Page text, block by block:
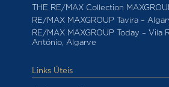
THE RE/MAX Collection
RE/MAX MAXGROUP Tavira –
RE/MAX MAXGROUP Today – Vila
António, Algarve
Links Úteis